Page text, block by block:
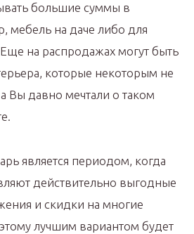
большие суммы в
мебель на даче либо для
на распродажах могут быть
которые некоторым не
Вы давно мечтали о таком
является периодом, когда
действительно выгодные
и скидки на многие
лучшим вариантом будет